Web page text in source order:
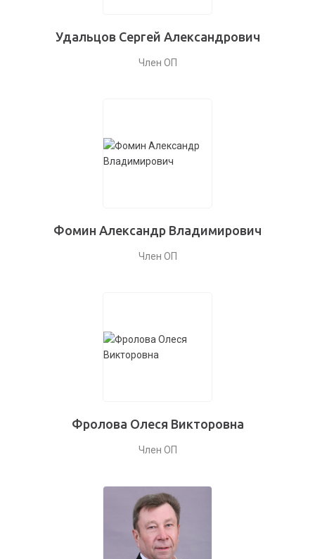
Удальцов Сергей Александрович
Член ОП
Фомин Александр Владимирович
Член ОП
Фролова Олеся Викторовна
Член ОП